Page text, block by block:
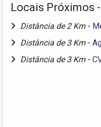
Locais Próximos
Distância de 2 Km -
Distância de 3 Km -
Distância de 3 Km -